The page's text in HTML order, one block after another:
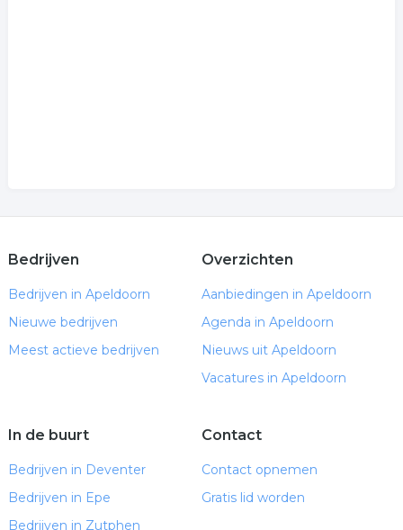
Bedrijven
Bedrijven in Apeldoorn
Nieuwe bedrijven
Meest actieve bedrijven
Overzichten
Aanbiedingen in Apeldoorn
Agenda in Apeldoorn
Nieuws uit Apeldoorn
Vacatures in Apeldoorn
In de buurt
Bedrijven in Deventer
Bedrijven in Epe
Bedrijven in Zutphen
Contact
Contact opnemen
Gratis lid worden